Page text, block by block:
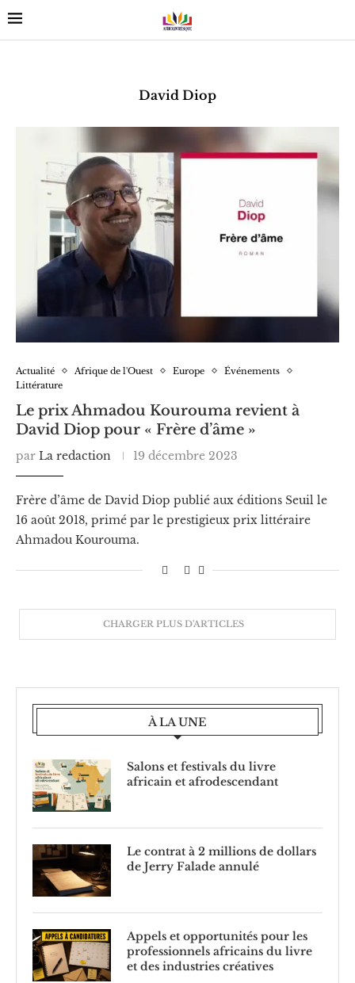
David Diop
Actualité Afrique de l'Ouest Europe
Événements
Littérature
Le prix Ahmadou Kourouma revient à
David Diop pour « Frère d’âme »
par La redaction 19 décembre 2023
Frère d’âme de David Diop publié aux éditions Seuil le
16 août 2018, primé par le prestigieux prix littéraire
Ahmadou Kourouma.
CHARGER PLUS D'ARTICLES
À LA UNE
Salons et festivals du livre
africain et afrodescendant
Le contrat à 2 millions de dollars
de Jerry Falade annulé
Appels et opportunités pour les
professionnels africains du livre
et des industries créatives